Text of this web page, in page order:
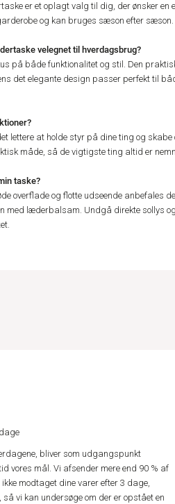
er et oplagt valg til dig, der ønsker en
og kan bruges sæson efter sæson.
velegnet til hverdagsbrug?
på både funktionalitet og stil. Den
det elegante design passer perfekt til
lettere at holde styr på dine ting og skabe
måde, så de vigtigste ting altid er
taske?
overflade og flotte udseende anbefales
med læderbalsam. Undgå direkte sollys
bliver som udgangspunkt
vores mål. Vi afsender mere end 90 % af
modtaget dine varer efter 3 dage,
vi kan undersøge om der er opstået en